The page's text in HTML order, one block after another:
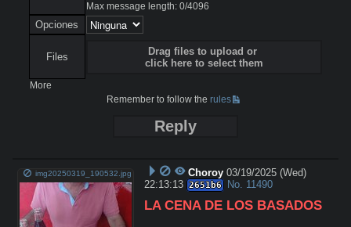
Max message length: 0/4096
Opciones
Files
Drag files to upload or
click here to select them
More
Remember to follow therules
Reply
img20250319_190532.jpg Choroy 03/19/2025 (Wed)
22:13:13 2651b6 No. 11490
LA CENA DE LOS BASADOS